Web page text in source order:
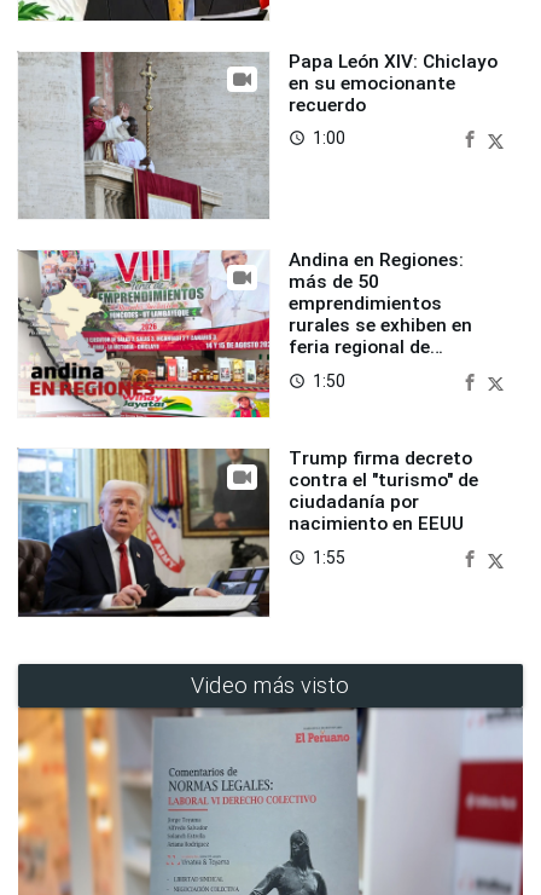
Papa León XIV: Chiclayo
en su emocionante
recuerdo
access_time 1:00
Andina en Regiones:
más de 50
emprendimientos
rurales se exhiben en
feria regional de
Foncodes
access_time 1:50
Trump firma decreto
contra el "turismo" de
ciudadanía por
nacimiento en EEUU
access_time 1:55
Video más visto